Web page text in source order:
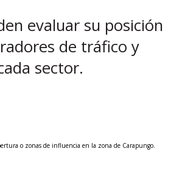
evaluar su posición
de tráfico y
sector.
o zonas de influencia en la zona de Carapungo.